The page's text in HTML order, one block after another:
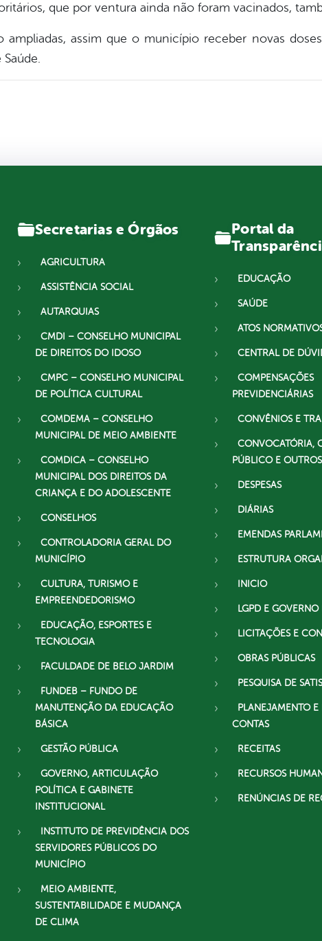
que por ventura ainda não foram vacinados,
ampliadas, assim que o município receber novas
Secretarias e Órgãos
AGRICULTURA
ASSISTÊNCIA SOCIAL
AUTARQUIAS
CMDI – CONSELHO MUNICIPAL
DE DIREITOS DO IDOSO
CMPC – CONSELHO MUNICIPAL
DE POLÍTICA CULTURAL
COMDEMA – CONSELHO
MUNICIPAL DE MEIO AMBIENTE
COMDICA – CONSELHO
MUNICIPAL DOS DIREITOS DA
CRIANÇA E DO ADOLESCENTE
CONSELHOS
CONTROLADORIA GERAL DO
MUNICÍPIO
CULTURA, TURISMO E
EMPREENDEDORISMO
EDUCAÇÃO, ESPORTES E
TECNOLOGIA
FACULDADE DE BELO JARDIM
FUNDEB – FUNDO DE
MANUTENÇÃO DA EDUCAÇÃO
BÁSICA
GESTÃO PÚBLICA
GOVERNO, ARTICULAÇÃO
POLÍTICA E GABINETE
INSTITUCIONAL
INSTITUTO DE PREVIDÊNCIA DOS
SERVIDORES PÚBLICOS DO
MUNICÍPIO
MEIO AMBIENTE,
SUSTENTABILIDADE E MUDANÇA
DE CLIMA
Portal da
EDUCAÇÃO
SAÚDE
ATOS
CENTRAL DE
COMPENSAÇÕES
PREVIDENCIÁRIAS
CONVÊNIOS E
CONVOCATÓRIA,
PÚBLICO E OUTROS
DESPESAS
DIÁRIAS
EMENDAS
ESTRUTURA
INICIO
LGPD E GOVERNO
LICITAÇÕES E
OBRAS PÚBLICAS
PESQUISA DE
PLANEJAMENTO E
CONTAS
RECEITAS
RECURSOS
RENÚNCIAS DE